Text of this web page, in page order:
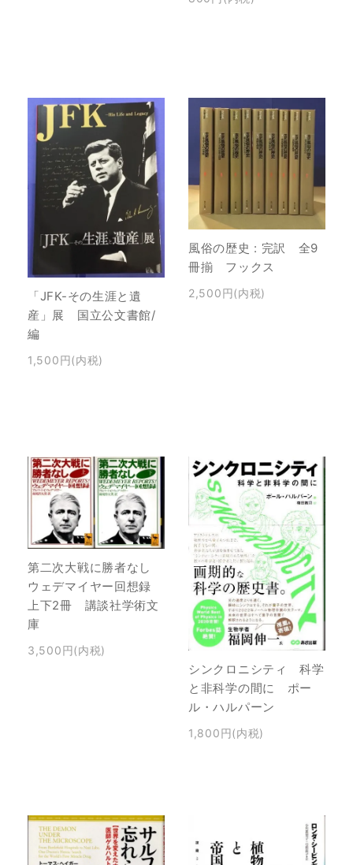
「JFK-その生涯と遺
産」展 国立公文書館/
編
1,500円(内税)
風俗の歴史 : 完訳 全9
冊揃 フックス
2,500円(内税)
第二次大戦に勝者なし
ウェデマイヤー回想録
上下2冊 講談社学術文
庫
3,500円(内税)
シンクロニシティ 科学
と非科学の間に ポー
ル・ハルパーン
1,800円(内税)